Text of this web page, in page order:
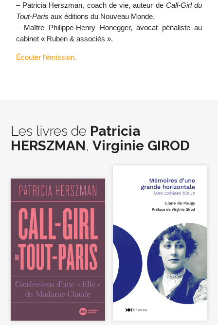
– Patricia Herszman, coach de vie, auteur de Call-Girl du
Tout-Paris aux éditions du Nouveau Monde.
– Maître Philippe-Henry Honegger, avocat pénaliste au
cabinet « Ruben & associés ».
Écouter l’émission.
Les livres de Patricia
HERSZMAN,Virginie GIROD